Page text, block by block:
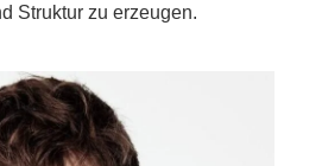
Struktur zu erzeugen.